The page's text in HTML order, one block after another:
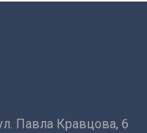
Павла Кравцова, 6